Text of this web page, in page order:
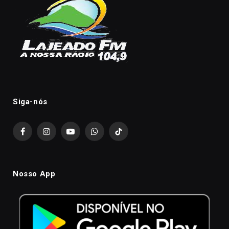
Siga-nós
FacebookInstagramYouTubeWhatsAppTikTok
Nosso App